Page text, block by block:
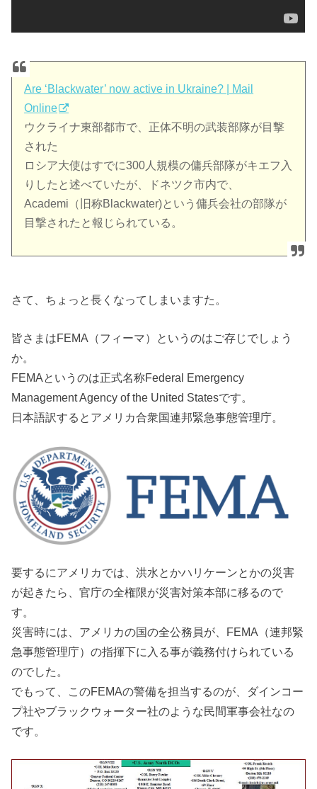
Are ‘Blackwater’ now active in Ukraine? | Mail
Online
ウクライナ東部都市で、正体不明の武装部隊が目撃
された
ロシア大使はすでに300人規模の傭兵部隊がキエフ入
りしたと述べていたが、ドネツク市内で、
Academi（旧称Blackwater)という傭兵会社の部隊が
目撃されたと報じられている。
さて、ちょっと長くなってしまいますた。
皆さまはFEMA（フィーマ）というのはご存じでしょう
か。
FEMAというのは正式名称Federal Emergency
Management Agency of the United Statesです。
日本語訳するとアメリカ合衆国連邦緊急事態管理庁。
要するにアメリカでは、洪水とかハリケーンとかの災害
が起きたら、官庁の全権限が災害対策本部に移るので
す。
災害時には、アメリカの国の全公務員が、FEMA（連邦緊
急事態管理庁）の指揮下に入る事が義務付けられている
のでした。
でもって、このFEMAの警備を担当するのが、ダインコー
プ社やブラックウォーター社のような民間軍事会社なの
です。